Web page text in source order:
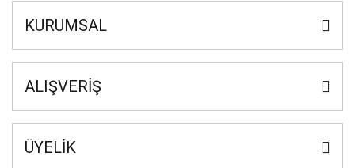
KURUMSAL
ALIŞVERİŞ
ÜYELİK